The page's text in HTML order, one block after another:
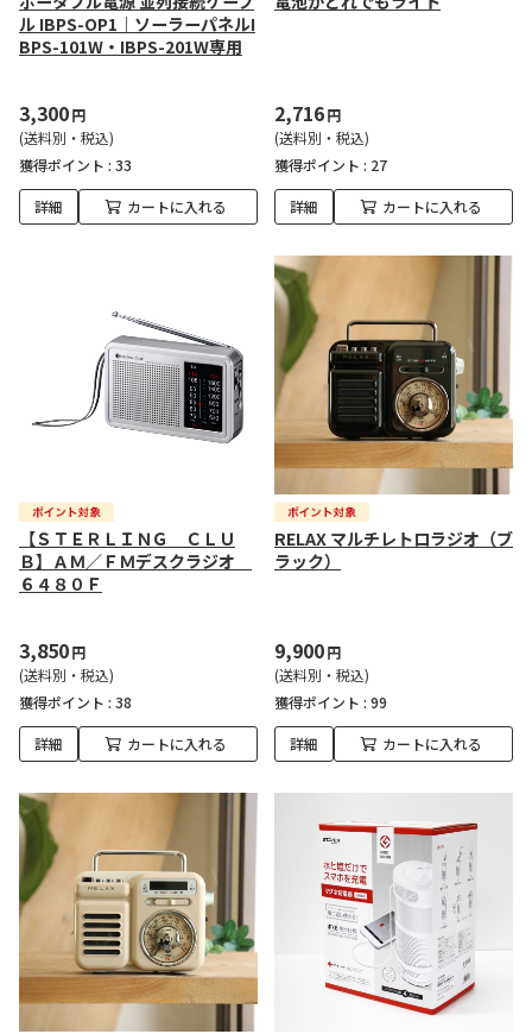
ル IBPS-OP1｜ソーラーパネルI
BPS-101W・IBPS-201W専用
3,300円
(送料別・税込)
獲得ポイント : 33
詳細 カートに入れる
2,716円
(送料別・税込)
獲得ポイント : 27
詳細 カートに入れる
【ＳＴＥＲＬＩＮＧ ＣＬＵ
Ｂ】ＡＭ／ＦＭデスクラジオ
６４８０Ｆ
3,850円
(送料別・税込)
獲得ポイント : 38
詳細 カートに入れる
RELAX マルチレトロラジオ（ブ
ラック）
9,900円
(送料別・税込)
獲得ポイント : 99
詳細 カートに入れる